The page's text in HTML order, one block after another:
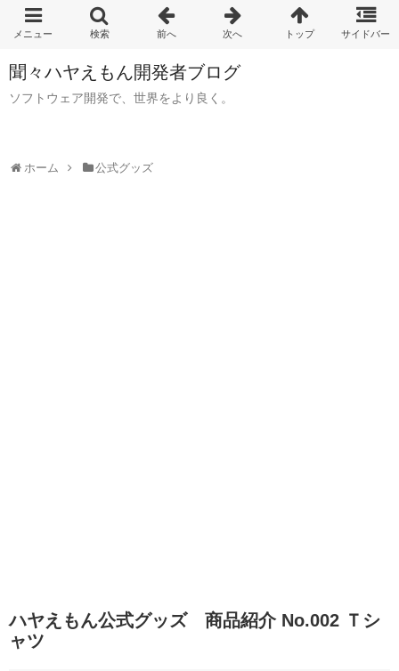
聞々ハヤえもん開発者ブログ
ソフトウェア開発で、世界をより良く。
ホーム 公式グッズ
ハヤえもん公式グッズ 商品紹介 No.002 Ｔシ
ャツ